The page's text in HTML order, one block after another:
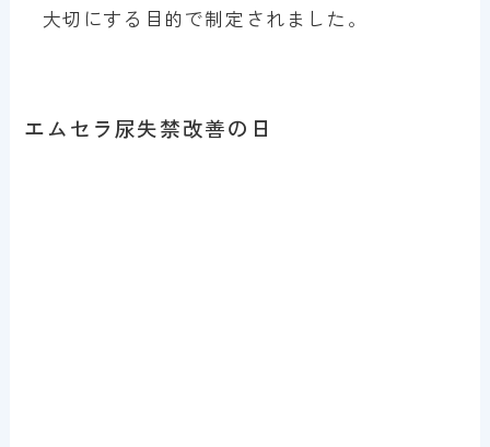
大切にする目的で制定されました。
エムセラ尿失禁改善の日